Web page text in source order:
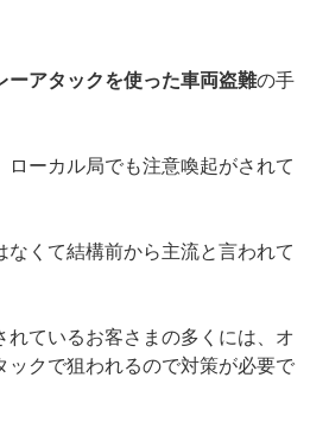
ーアタックを使った車両盗難の手
ーカル局でも注意喚起がされて
くて結構前から主流と言われて
ているお客さまの多くには、オ
ックで狙われるので対策が必要で